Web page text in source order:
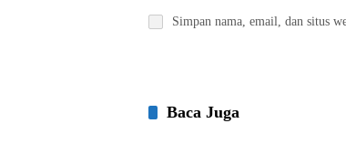
Simpan nama, email, dan situs
Baca Juga